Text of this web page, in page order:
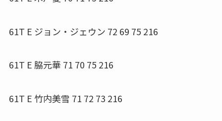
61T E ジョン・ジェウン 72 69 75 216
61T E 脇元華 71 70 75 216
61T E 竹内美雪 71 72 73 216